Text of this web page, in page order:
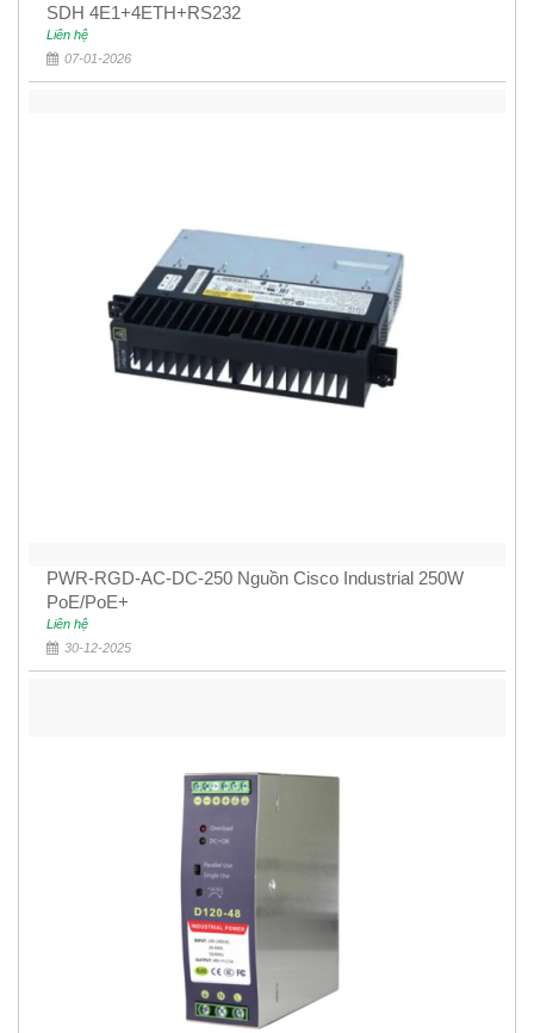
SDH 4E1+4ETH+RS232
Liên hệ
07-01-2026
PWR-RGD-AC-DC-250 Nguồn Cisco Industrial 250W
PoE/PoE+
Liên hệ
30-12-2025